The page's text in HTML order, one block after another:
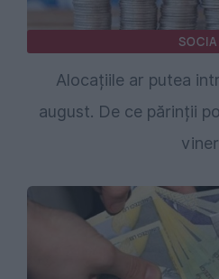
Alocațiile ar putea
august. De ce părinții